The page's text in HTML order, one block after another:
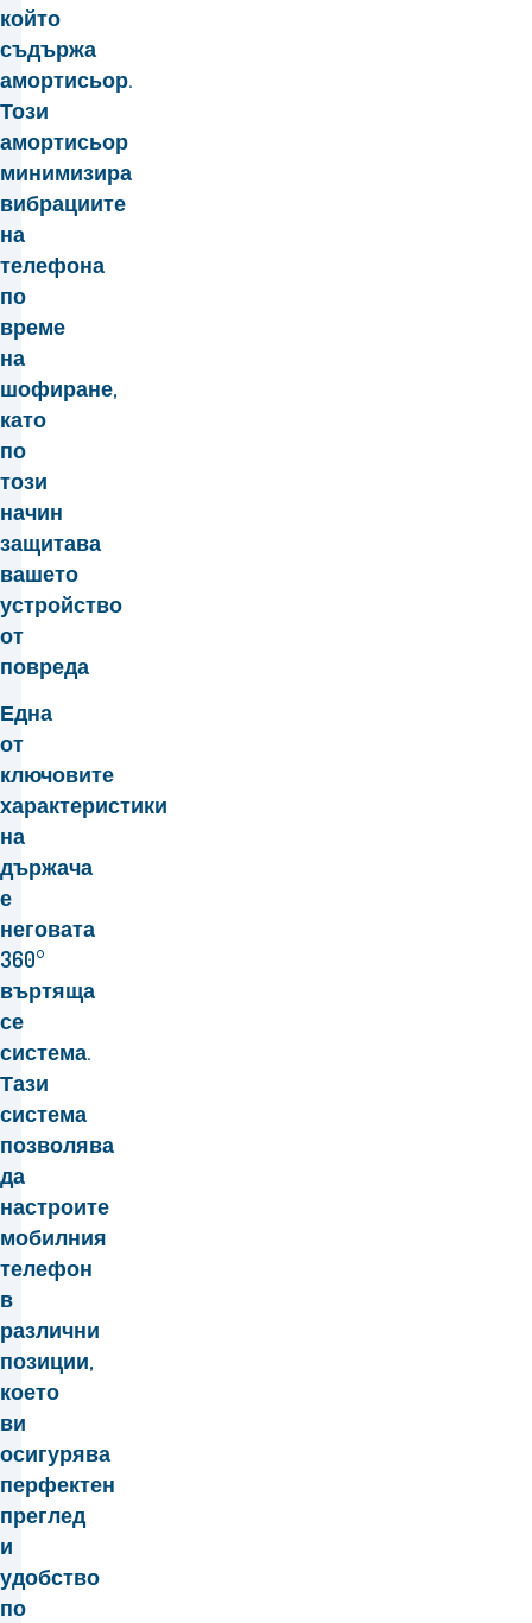
който
съдържа
амортисьор.
Този
амортисьор
минимизира
вибрациите
на
телефона
по
време
на
шофиране,
като
по
този
начин
защитава
вашето
устройство
от
повреда
Една
от
ключовите
характеристики
на
държача
е
неговата
360°
въртяща
се
система.
Тази
система
позволява
да
настроите
мобилния
телефон
в
различни
позиции,
което
ви
осигурява
перфектен
преглед
и
удобство
по